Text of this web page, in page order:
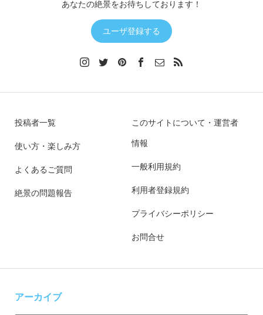
あなたの絶景をお待ちしております！
ユーザ登録する
投稿者一覧
使い方・楽しみ方
よくあるご質問
絶景の問題報告
このサイトについて・運営者
情報
一般利用規約
利用者登録規約
プライバシーポリシー
お問合せ
アーカイブ